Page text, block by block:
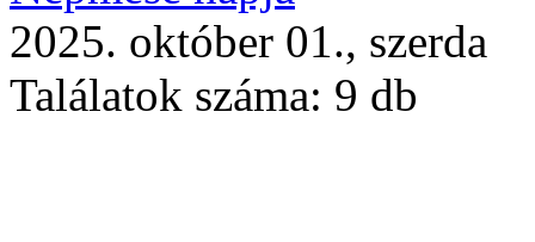
2025. október 01., szerda
Találatok száma: 9 db